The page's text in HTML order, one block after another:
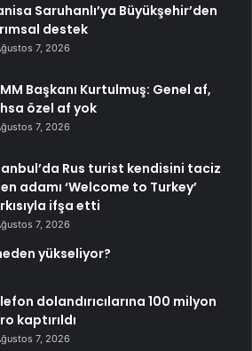
Saruhanlı’ya Büyükşehir’den
destek
7, 2026
Başkanı Kurtulmuş: Genel af,
özel af yok
7, 2026
Rus turist kendisini taciz
adamı ‘Welcome to Turkey’
ifşa etti
7, 2026
yükseliyor?
dolandırıcılarına 100 milyon
kaptırıldı
7, 2026